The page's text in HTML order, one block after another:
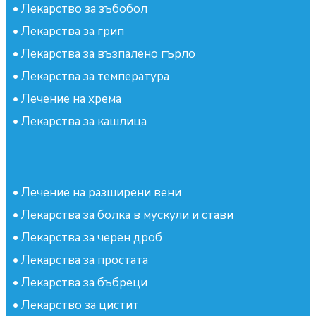
• Лекарство за зъбобол
• Лекарства за грип
• Лекарства за възпалено гърло
• Лекарства за температура
• Лечение на хрема
• Лекарства за кашлица
• Лечение на разширени вени
• Лекарства за болка в мускули и стави
• Лекарства за черен дроб
• Лекарства за простата
• Лекарства за бъбреци
• Лекарство за цистит